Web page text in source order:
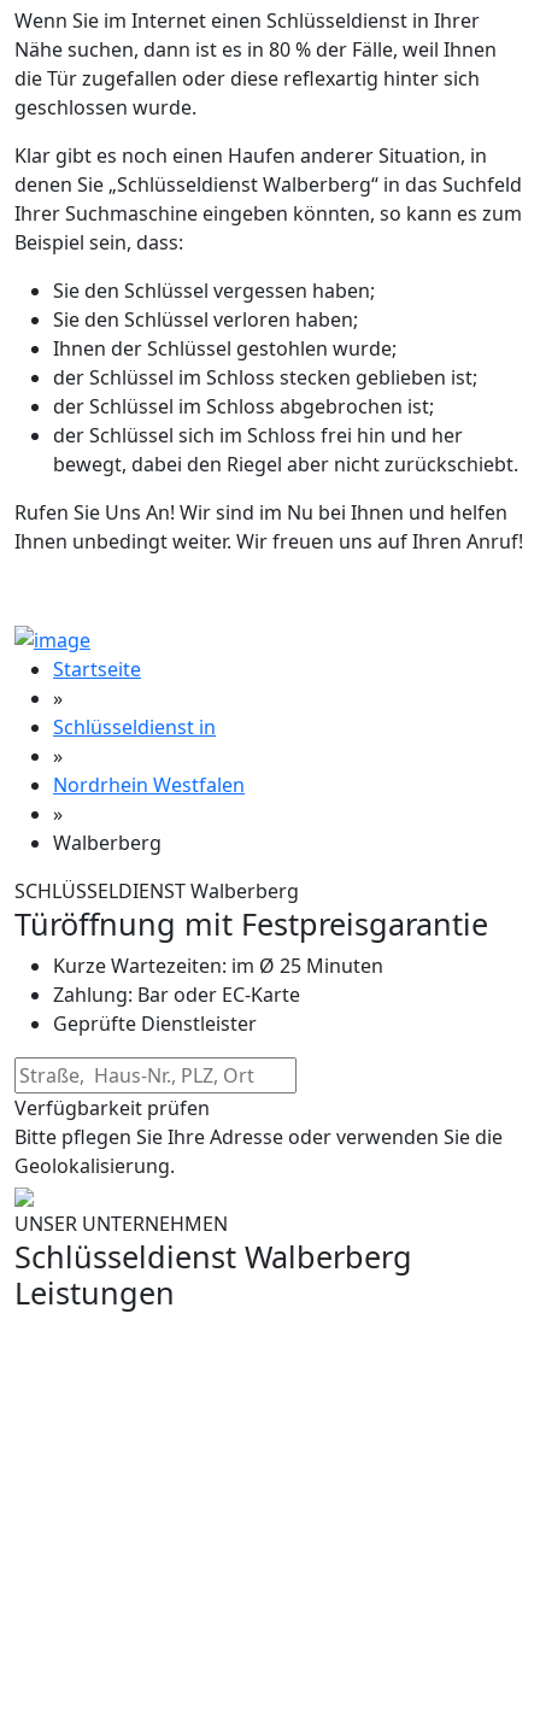
Wenn Sie im Internet einen Schlüsseldienst in Ihrer
Nähe suchen, dann ist es in 80 % der Fälle, weil Ihnen
die Tür zugefallen oder diese reflexartig hinter sich
geschlossen wurde.
Klar gibt es noch einen Haufen anderer Situation, in
denen Sie „Schlüsseldienst Walberberg“ in das Suchfeld
Ihrer Suchmaschine eingeben könnten, so kann es zum
Beispiel sein, dass:
Sie den Schlüssel vergessen haben;
Sie den Schlüssel verloren haben;
Ihnen der Schlüssel gestohlen wurde;
der Schlüssel im Schloss stecken geblieben ist;
der Schlüssel im Schloss abgebrochen ist;
der Schlüssel sich im Schloss frei hin und her
bewegt, dabei den Riegel aber nicht zurückschiebt.
Rufen Sie Uns An! Wir sind im Nu bei Ihnen und helfen
Ihnen unbedingt weiter. Wir freuen uns auf Ihren Anruf!
Startseite
»
Schlüsseldienst in
»
Nordrhein Westfalen
»
Walberberg
SCHLÜSSELDIENST Walberberg
Türöffnung mit Festpreisgarantie
Kurze Wartezeiten: im Ø 25 Minuten
Zahlung: Bar oder EC-Karte
Geprüfte Dienstleister
Verfügbarkeit prüfen
Bitte pflegen Sie Ihre Adresse oder verwenden Sie die
Geolokalisierung.
UNSER UNTERNEHMEN
Schlüsseldienst Walberberg
Leistungen